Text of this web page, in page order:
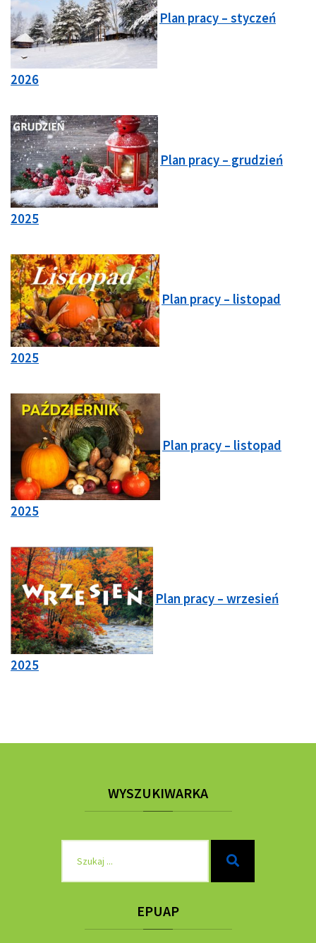
Plan pracy – styczeń
2026
Plan pracy – grudzień
2025
Plan pracy – listopad
2025
Plan pracy – listopad
2025
Plan pracy – wrzesień
2025
WYSZUKIWARKA
EPUAP